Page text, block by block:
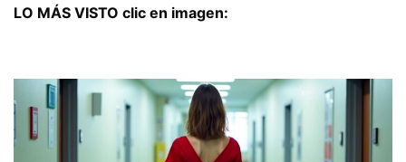
LO MÁS VISTO clic en imagen: